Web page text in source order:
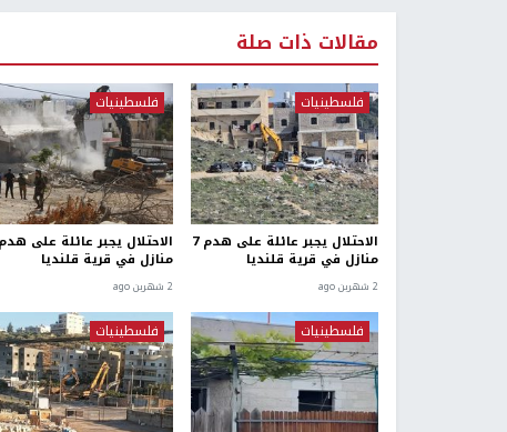
مقالات ذات صلة
فلسطينيات
الاحتلال يجبر عائلة على هدم 7
منازل في قرية قلنديا
2 شهرين ago
فلسطينيات
منازل في قرية قلنديا
2 شهرين ago
فلسطينيات فلسطينيات